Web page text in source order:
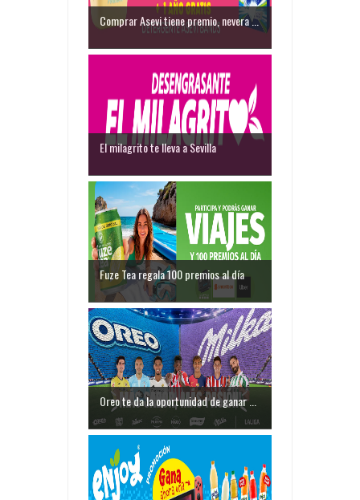
Comprar Asevi tiene premio, nevera ...
El milagrito te lleva a Sevilla
Fuze Tea regala 100 premios al día
Oreo te da la oportunidad de ganar ...